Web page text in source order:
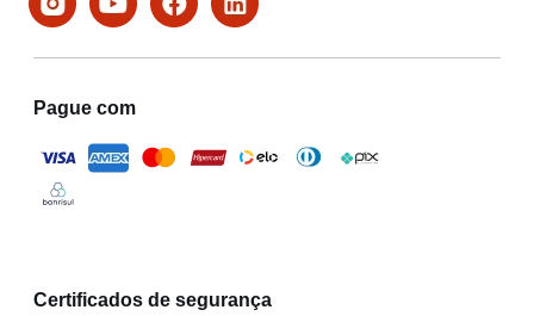
Pague com
Certificados de segurança